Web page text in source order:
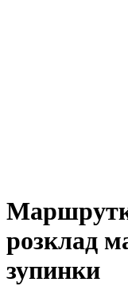
розклад
зупинки